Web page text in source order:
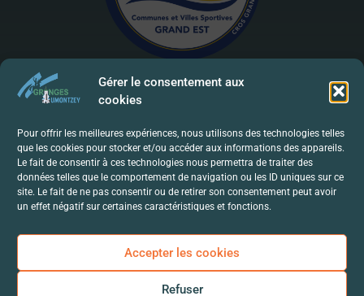
Gérer le consentement aux
cookies
Pour offrir les meilleures expériences, nous utilisons des technologies telles
que les cookies pour stocker et/ou accéder aux informations des appareils.
Le fait de consentir à ces technologies nous permettra de traiter des
données telles que le comportement de navigation ou les ID uniques sur ce
site. Le fait de ne pas consentir ou de retirer son consentement peut avoir
un effet négatif sur certaines caractéristiques et fonctions.
Accepter les cookies
Refuser
Mentions Légales | RGPD
Politique De Confidentialité
Contact